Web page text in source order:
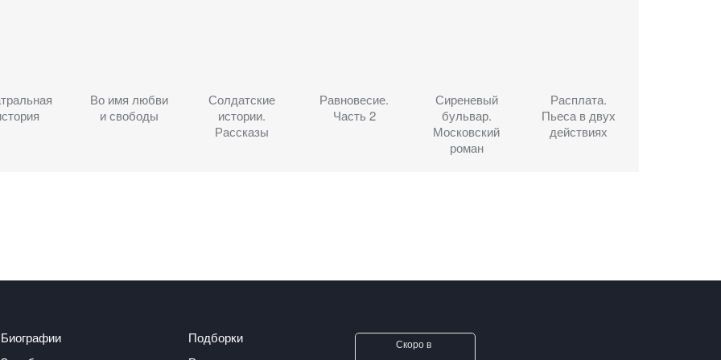
Во имя любви
и свободы
Солдатские
истории.
Рассказы
Равновесие.
Часть 2
Сиреневый
бульвар.
Московский
роман
Расплата.
Пьеса в двух
действиях
Биографии
Подборки
Скоро в